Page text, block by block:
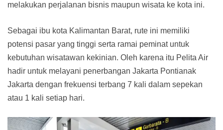
melakukan perjalanan bisnis maupun wisata ke kota ini.
Sebagai ibu kota Kalimantan Barat, rute ini memiliki
potensi pasar yang tinggi serta ramai peminat untuk
kebutuhan wisatawan kekinian. Oleh karena itu Pelita Air
hadir untuk melayani penerbangan Jakarta Pontianak
Jakarta dengan frekuensi terbang 7 kali dalam sepekan
atau 1 kali setiap hari.